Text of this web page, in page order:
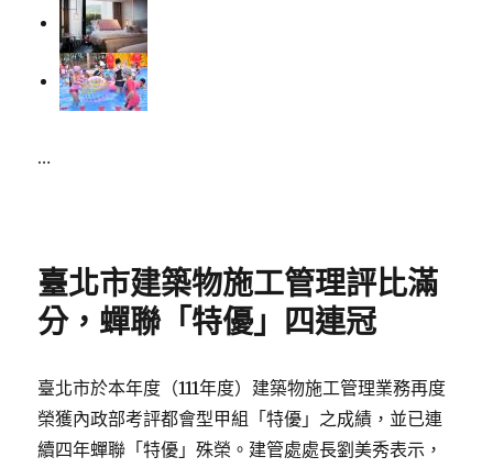
…
臺北市建築物施工管理評比滿
分，蟬聯「特優」四連冠
臺北市於本年度（111年度）建築物施工管理業務再度
榮獲內政部考評都會型甲組「特優」之成績，並已連
續四年蟬聯「特優」殊榮。建管處處長劉美秀表示，